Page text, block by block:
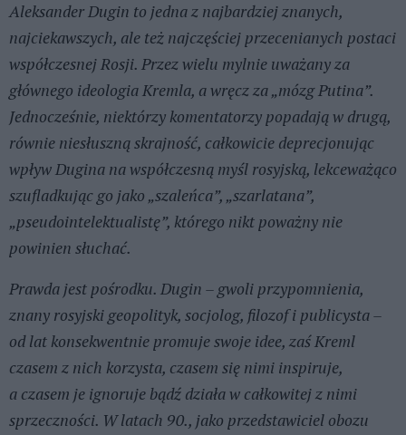
Aleksander Dugin to jedna z najbardziej znanych,
najciekawszych, ale też najczęściej przecenianych postaci
współczesnej Rosji. Przez wielu mylnie uważany za
głównego ideologia Kremla, a wręcz za „mózg Putina”.
Jednocześnie, niektórzy komentatorzy popadają w drugą,
równie niesłuszną skrajność, całkowicie deprecjonując
wpływ Dugina na współczesną myśl rosyjską, lekceważąco
szufladkując go jako „szaleńca”, „szarlatana”,
„pseudointelektualistę”, którego nikt poważny nie
powinien słuchać.
Prawda jest pośrodku. Dugin – gwoli przypomnienia,
znany rosyjski geopolityk, socjolog, filozof i publicysta –
od lat konsekwentnie promuje swoje idee, zaś Kreml
czasem z nich korzysta, czasem się nimi inspiruje,
a czasem je ignoruje bądź działa w całkowitej z nimi
sprzeczności. W latach 90., jako przedstawiciel obozu